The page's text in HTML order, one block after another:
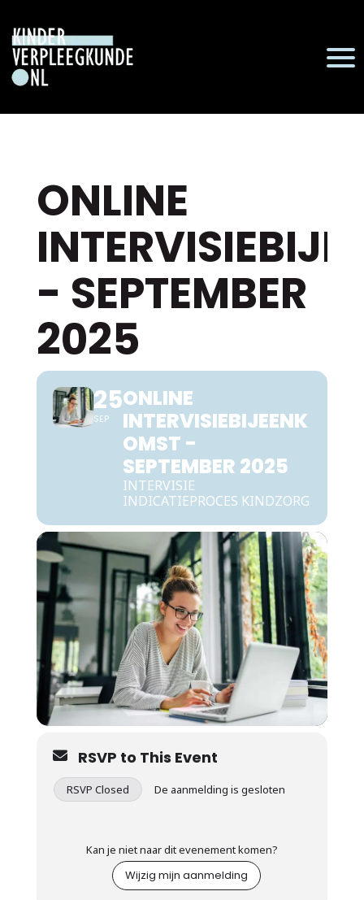
ONLINE
- SEPTEMBER
2025
25
SEP
ONLINE
INTERVISIEBIJEENK
OMST -
SEPTEMBER 2025
INTERVISIE
INDICATIEPROCES KINDZORG
RSVP to This Event
RSVP Closed De aanmelding is gesloten
Kan je niet naar dit evenement komen?
Wijzig mijn aanmelding